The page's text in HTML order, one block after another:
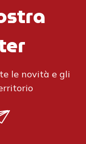
le novità e gli